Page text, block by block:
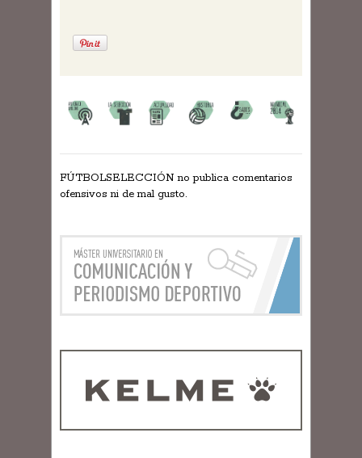
FÚTBOLSELECCIÓN no publica comentarios
ofensivos ni de mal gusto.